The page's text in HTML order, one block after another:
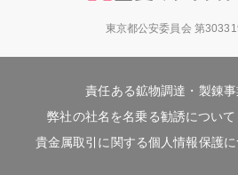
東京都公安委員会 第
責任ある鉱物調達・製錬
弊社の社名を名乗る勧誘について
貴金属取引に関する個人情報保護に